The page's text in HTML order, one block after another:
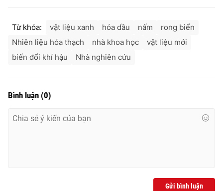
Từ khóa: vật liệu xanh hóa dầu nấm
rong biển
Nhiên liệu hóa thạch
nhà khoa học
vật liệu mới
biến đổi khí hậu
Nhà nghiên cứu
Bình luận (0)
Gửi bình luận